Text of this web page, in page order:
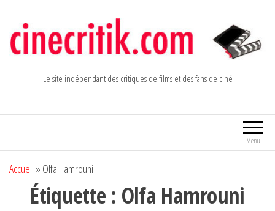
contenu
Le site indépendant des critiques de films et des fans de ciné
Menu
Accueil » Olfa Hamrouni
Étiquette : Olfa Hamrouni